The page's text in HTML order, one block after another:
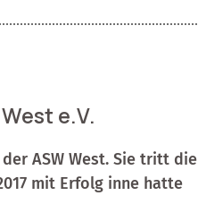
e.V.
ASW West. Sie tritt die
mit Erfolg inne hatte